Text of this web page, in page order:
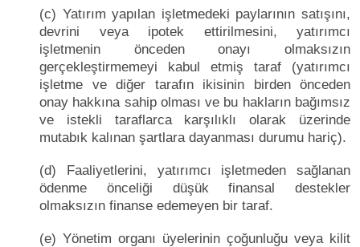
(c) Yatırım yapılan işletmedeki paylarının satışını,
devrini veya ipotek ettirilmesini, yatırımcı
işletmenin önceden onayı olmaksızın
gerçekleştirmemeyi kabul etmiş taraf (yatırımcı
işletme ve diğer tarafın ikisinin birden önceden
onay hakkına sahip olması ve bu hakların bağımsız
ve istekli taraflarca karşılıklı olarak üzerinde
mutabık kalınan şartlara dayanması durumu hariç).
(d) Faaliyetlerini, yatırımcı işletmeden sağlanan
ödenme önceliği düşük finansal destekler
olmaksızın finanse edemeyen bir taraf.
(e) Yönetim organı üyelerinin çoğunluğu veya kilit